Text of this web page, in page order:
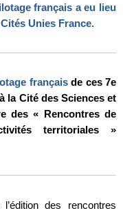
français a eu lieu
Unies France.
françaisde ces 7e
la Cité des Sciences et
des « Rencontres de
territoriales »
des rencontres